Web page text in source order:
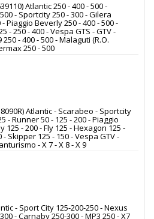
Atlantic 250 - 400 - 500 -
- Sportcity 250 - 300 - Gilera
Piaggio Beverly 250 - 400 - 500 -
- 250 - 400 - Vespa GTS - GTV -
250 - 400 - 500 - Malaguti (R.O.
250 - 500
Atlantic - Scarabeo - Sportcity
- Runner 50 - 125 - 200 - Piaggio
125 - 200 - Fly 125 - Hexagon 125 -
- Skipper 125 - 150 - Vespa GTV -
- X 7 - X 8 - X 9
- Sport City 125-200-250 - Nexus
- Carnaby 250-300 - MP3 250 - X7